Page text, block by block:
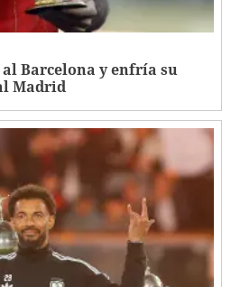
Barcelona y enfría su
Madrid